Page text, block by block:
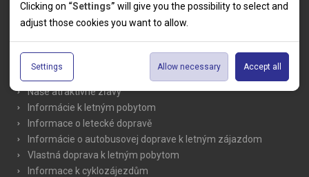
Informácie
Novinky
Naše atraktívne zľavy
Informácie k letným pobytom
Informace o letecké dopravě
Informácie o autobusovej doprave k letným zájazdom
Vlastná doprava k letným pobytom
Informace k cyklozájezdům
Clicking on “Settings” will give you the possibility to select and
adjust those cookies you want to allow.
Settings Accept all
Allow necessary
reach. Data collected this way is processed anonymously
without any link to a specific user. Without your consent for
our use of analytical cookies, we are not able to analyze and
optimize the websites' performance.
Personal cookies allow us adjust the websites' content per
your specific needs and preferencies. Denying the use of
personal cookies may lead to displaying information of no use
for the particular user, and irrelevant offers or
recommendations.
Marketing cookies
The use of marketing cookies facilitate displaying of relevant
advertisements by either us or a third party on our or third
party websites. Theese type of cookies helps us to create
profiles based on your preferences. Data gathered by
marketing cookies do not usually lead to immediate
identification. Without consent to the use of marketing
cookies, the displayed marketing content will not be based on
the visitors preferences.